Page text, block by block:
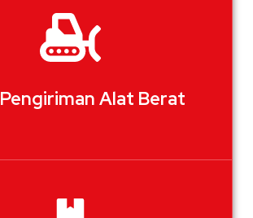
Alat Berat